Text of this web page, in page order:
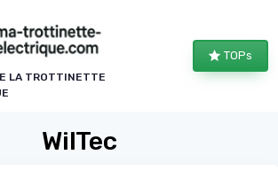
LA TROTTINETTE
TOPs
WilTec